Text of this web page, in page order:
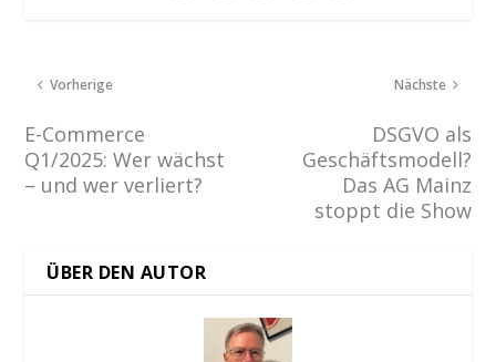
Vorherige
E-Commerce
Q1/2025: Wer wächst
– und wer verliert?
Nächste
DSGVO als
Geschäftsmodell?
Das AG Mainz
stoppt die Show
ÜBER DEN AUTOR